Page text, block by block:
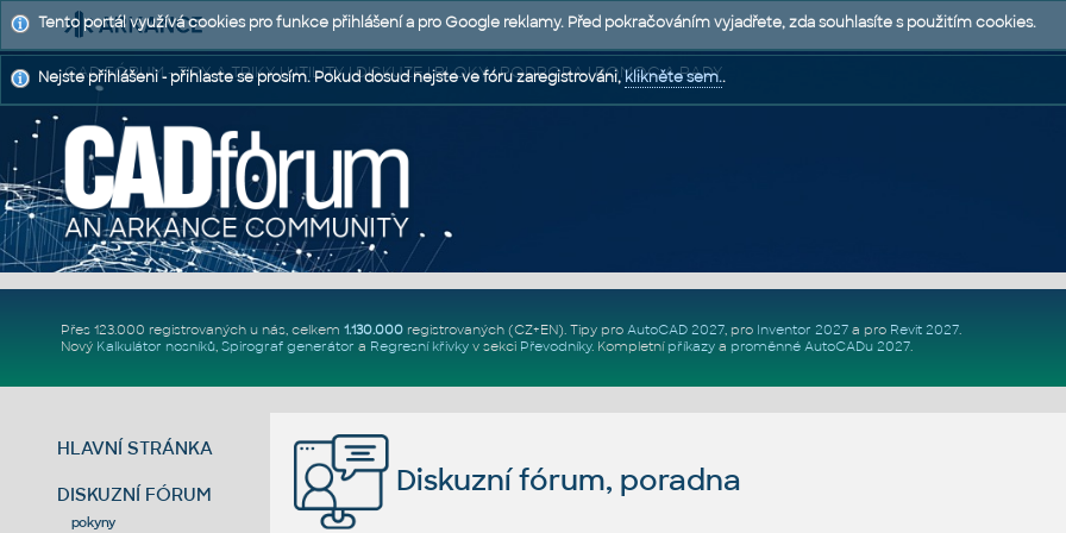
CAD FÓRUM - TIPY A TRIKY | UTILITY | DISKUZE | BLOKY | PODPORA | POMOC A RADY
Přes 123.000 registrovaných u nás, celkem 1.130.000registrovaných (CZ+EN). Tipy pro AutoCAD 2027, pro Inventor 2027a pro Revit 2027.
Nový Kalkulátor nosníků, Spirograf generátor a Regresní křivkyv sekci Převodníky. Kompletní příkazya proměnné AutoCADu 2027.
HLAVNÍ STRÁNKA
DISKUZNÍ FÓRUM
pokyny
Diskuzní fórum, poradna
Tento portál využívá cookies pro funkce přihlášení a pro Google reklamy. Před pokračováním vyjadřete, zda souhlasíte s použitím cookies.
Nejste přihlášeni - přihlaste se prosím. Pokud dosud nejste ve fóru zaregistrováni,klikněte sem..